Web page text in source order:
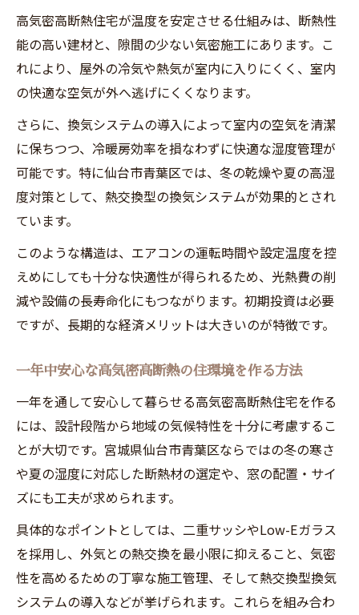
高気密高断熱住宅が温度を安定させる仕組みは、断熱性
能の高い建材と、隙間の少ない気密施工にあります。こ
れにより、屋外の冷気や熱気が室内に入りにくく、室内
の快適な空気が外へ逃げにくくなります。
さらに、換気システムの導入によって室内の空気を清潔
に保ちつつ、冷暖房効率を損なわずに快適な湿度管理が
可能です。特に仙台市青葉区では、冬の乾燥や夏の高湿
度対策として、熱交換型の換気システムが効果的とされ
ています。
このような構造は、エアコンの運転時間や設定温度を控
えめにしても十分な快適性が得られるため、光熱費の削
減や設備の長寿命化にもつながります。初期投資は必要
ですが、長期的な経済メリットは大きいのが特徴です。
一年中安心な高気密高断熱の住環境を作る方法
一年を通して安心して暮らせる高気密高断熱住宅を作る
には、設計段階から地域の気候特性を十分に考慮するこ
とが大切です。宮城県仙台市青葉区ならではの冬の寒さ
や夏の湿度に対応した断熱材の選定や、窓の配置・サイ
ズにも工夫が求められます。
具体的なポイントとしては、二重サッシやLow-Eガラス
を採用し、外気との熱交換を最小限に抑えること、気密
性を高めるための丁寧な施工管理、そして熱交換型換気
システムの導入などが挙げられます。これらを組み合わ